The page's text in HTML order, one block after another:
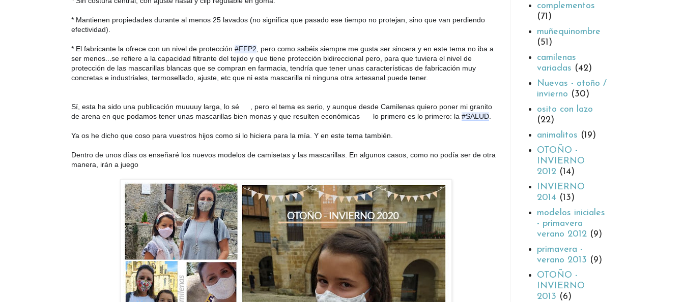
* Mantienen propiedades durante al menos 25 lavados (no significa que pasado ese tiempo no protejan, sino que van perdiendo
efectividad).
* El fabricante la ofrece con un nivel de protección #FFP2 , pero como sabéis siempre me gusta ser sincera y en este tema no iba a
ser menos...se refiere a la capacidad filtrante del tejido y que tiene protección bidireccional pero, para que tuviera el nivel de
protección de las mascarillas blancas que se compran en farmacia, tendría que tener unas características de fabricación muy
concretas e industriales, termosellado, ajuste, etc que ni esta mascarilla ni ninguna otra artesanal puede tener.
Sí, esta ha sido una publicación muuuuy larga, lo sé
, pero el tema es serio, y aunque desde Camilenas quiero poner mi granito
de arena en que podamos tener unas mascarillas bien monas y que resulten económicas
lo primero es lo primero: la #SALUD
Ya os he dicho que coso para vuestros hijos como si lo hiciera para la mía. Y en este tema también.
Dentro de unos días os enseñaré los nuevos modelos de camisetas y las mascarillas. En algunos casos, como no podía ser de otra
manera, irán a juego
complementos
(71)
muñequinombre
(51)
camilenas
variadas (42)
Nuevas - otoño /
invierno (30)
osito con lazo
(22)
animalitos (19)
OTOÑO -
INVIERNO
2012 (14)
INVIERNO
2014 (13)
modelos iniciales
- primavera
verano 2012 (9)
primavera -
verano 2013 (9)
OTOÑO -
INVIERNO
2013 (6)